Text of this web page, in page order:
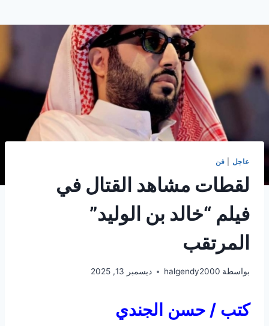
عاجل فن
لقطات مشاهد القتال في
فيلم “خالد بن الوليد”
المرتقب
بواسطة halgendy2000 ديسمبر 13, 2025
كتب / حسن الجندي